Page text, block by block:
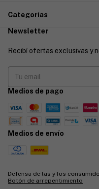
Categorías
Newsletter
Recibí ofertas exclusivas y
Medios de pago
Medios de envío
Defensa de las y los
Botón de arrepentimiento